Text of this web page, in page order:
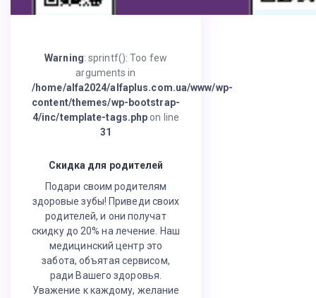
Warning: sprintf(): Too few
arguments in
/home/alfa2024/alfaplus.com.ua/www/wp-
content/themes/wp-bootstrap-
4/inc/template-tags.php on line
31
Скидка для родителей
Подари своим родителям
здоровые зубы! Приведи своих
родителей, и они получат
скидку до 20% на лечение. Наш
медицинский центр это
забота, объятая сервисом,
ради Вашего здоровья.
Уважение к каждому, желание